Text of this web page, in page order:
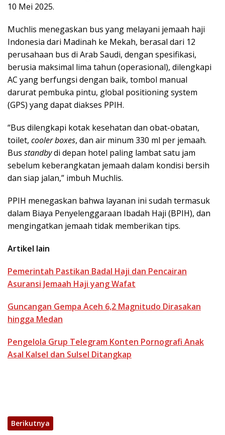
10 Mei 2025.
Muchlis menegaskan bus yang melayani jemaah haji
Indonesia dari Madinah ke Mekah, berasal dari 12
perusahaan bus di Arab Saudi, dengan spesifikasi,
berusia maksimal lima tahun (operasional), dilengkapi
AC yang berfungsi dengan baik, tombol manual
darurat pembuka pintu, global positioning system
(GPS) yang dapat diakses PPIH.
“Bus dilengkapi kotak kesehatan dan obat-obatan,
toilet, cooler boxes, dan air minum 330 ml per jemaah.
Bus standbydi depan hotel paling lambat satu jam
sebelum keberangkatan jemaah dalam kondisi bersih
dan siap jalan,” imbuh Muchlis.
PPIH menegaskan bahwa layanan ini sudah termasuk
dalam Biaya Penyelenggaraan Ibadah Haji (BPIH), dan
mengingatkan jemaah tidak memberikan tips.
Artikel lain
Pemerintah Pastikan Badal Haji dan Pencairan
Asuransi Jemaah Haji yang Wafat
Guncangan Gempa Aceh 6,2 Magnitudo Dirasakan
hingga Medan
Pengelola Grup Telegram Konten Pornografi Anak
Asal Kalsel dan Sulsel Ditangkap
Berikutnya